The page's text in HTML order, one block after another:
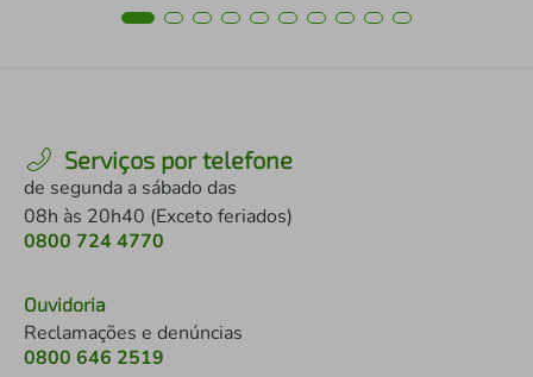
Serviços por telefone
de segunda a sábado das
08h às 20h40 (Exceto feriados)
0800 724 4770
Ouvidoria
Reclamações e denúncias
0800 646 2519